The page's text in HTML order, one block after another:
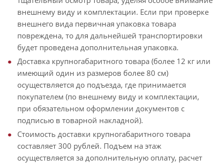
внешнему виду и комплектации. Если при проверке
внешнего вида первичная упаковка товара
повреждена, то для дальнейшей транспортировки
будет проведена дополнительная упаковка.
Доставка крупногабаритного товара (более 12 кг или
имеющий один из размеров более 80 см)
осуществляется до подъезда, где принимается
покупателем (по внешнему виду и комплектации,
при обязательном оформлении документов с
подписью в товарной накладной).
Стоимость доставки крупногабаритного товара
составляет 300 рублей. Подъем на этаж
осуществляется за дополнительную оплату, расчет